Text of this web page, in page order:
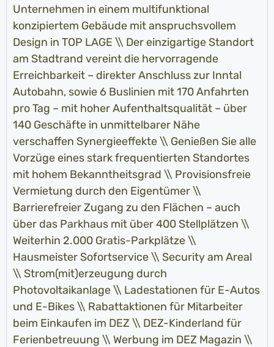
Unternehmen in einem multifunktional
konzipiertem Gebäude mit anspruchsvollem
Design in TOP LAGE \\ Der einzigartige Standort
am Stadtrand vereint die hervorragende
Erreichbarkeit – direkter Anschluss zur Inntal
Autobahn, sowie 6 Buslinien mit 170 Anfahrten
pro Tag – mit hoher Aufenthaltsqualität – über
140 Geschäfte in unmittelbarer Nähe
verschaffen Synergieeffekte \\ Genießen Sie alle
Vorzüge eines stark frequentierten Standortes
mit hohem Bekanntheitsgrad \\ Provisionsfreie
Vermietung durch den Eigentümer \\
Barrierefreier Zugang zu den Flächen – auch
über das Parkhaus mit über 400 Stellplätzen \\
Weiterhin 2.000 Gratis-Parkplätze \\
Hausmeister Sofortservice \\ Security am Areal
\\ Strom(mit)erzeugung durch
Photovoltaikanlage \\ Ladestationen für E-Autos
und E-Bikes \\ Rabattaktionen für Mitarbeiter
beim Einkaufen im DEZ \\ DEZ-Kinderland für
Ferienbetreuung \\ Werbung im DEZ Magazin \\